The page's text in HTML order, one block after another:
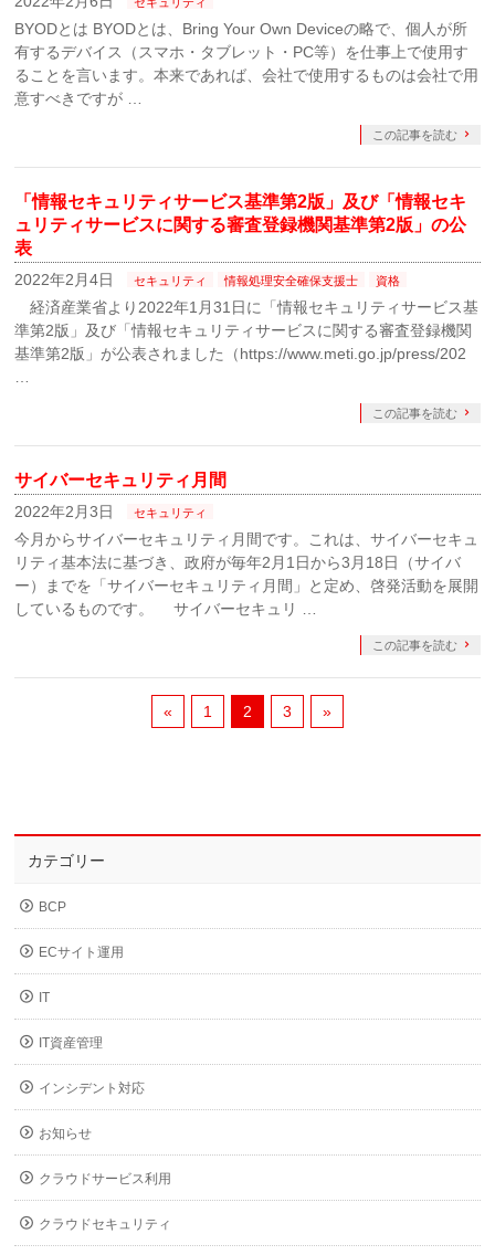
BYODとは BYODとは、Bring Your Own Deviceの略で、個人が所
有するデバイス（スマホ・タブレット・PC等）を仕事上で使用す
ることを言います。本来であれば、会社で使用するものは会社で用
意すべきですが …
この記事を読む
「情報セキュリティサービス基準第2版」及び「情報セキ
ュリティサービスに関する審査登録機関基準第2版」の公
表
2022年2月4日 セキュリティ 情報処理安全確保支援士 資格
経済産業省より2022年1月31日に「情報セキュリティサービス基
準第2版」及び「情報セキュリティサービスに関する審査登録機関
基準第2版」が公表されました（https://www.meti.go.jp/press/202
この記事を読む
サイバーセキュリティ月間
2022年2月3日 セキュリティ
今月からサイバーセキュリティ月間です。これは、サイバーセキュ
リティ基本法に基づき、政府が毎年2月1日から3月18日（サイバ
ー）までを「サイバーセキュリティ月間」と定め、啓発活動を展開
しているものです。 サイバーセキュリ …
この記事を読む
« 1 2 3 »
カテゴリー
BCP
ECサイト運用
IT
IT資産管理
インシデント対応
お知らせ
クラウドサービス利用
クラウドセキュリティ